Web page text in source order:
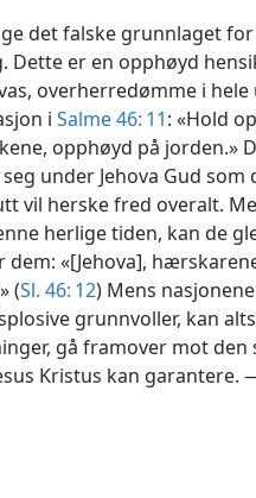
det falske grunnlaget
er en opphøyd
overherredømme i hele
i Salme 46: 11: «Hold
opphøyd på jorden.»
under Jehova Gud som
vil herske fred overalt.
herlige tiden, kan de
«[Jehova],
(Sl. 46: 12) Mens
grunnvoller, kan
gå framover mot den
Kristus kan garantere.